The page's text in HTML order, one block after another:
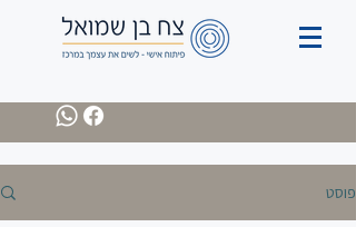
פוסט